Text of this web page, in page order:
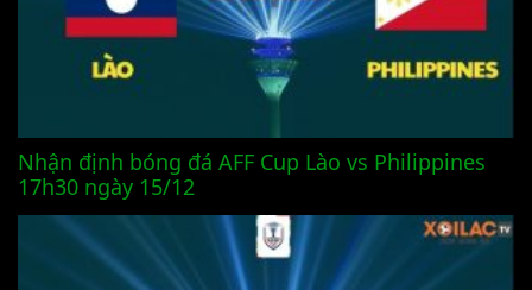
Nhận định bóng đá AFF Cup Lào vs Philippines
17h30 ngày 15/12